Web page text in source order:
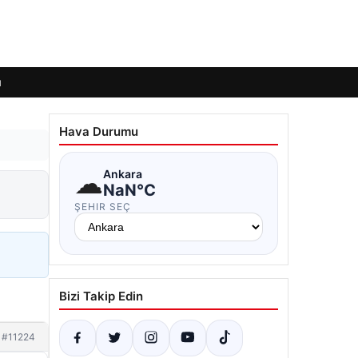
#11224
Hava Durumu
☁Ankara
NaN°C
ŞEHIR SEÇ
Bizi Takip Edin